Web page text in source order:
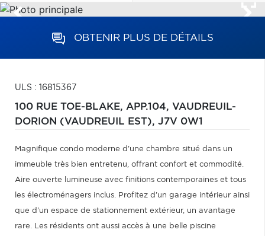
OBTENIR PLUS DE DÉTAILS
ULS : 16815367
100 RUE TOE-BLAKE, APP.104, VAUDREUIL-
DORION (VAUDREUIL EST), J7V 0W1
Magnifique condo moderne d'une chambre situé dans un
immeuble très bien entretenu, offrant confort et commodité.
Aire ouverte lumineuse avec finitions contemporaines et tous
les électroménagers inclus. Profitez d'un garage intérieur ainsi
que d'un espace de stationnement extérieur, un avantage
rare. Les résidents ont aussi accès à une belle piscine